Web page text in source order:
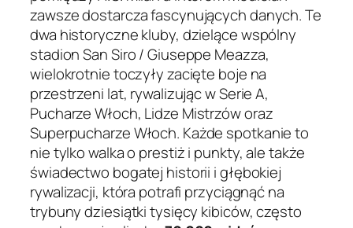
zawsze dostarcza fascynujących danych. Te
dwa historyczne kluby, dzielące wspólny
stadion San Siro / Giuseppe Meazza,
wielokrotnie toczyły zacięte boje na
przestrzeni lat, rywalizując w Serie A,
Pucharze Włoch, Lidze Mistrzów oraz
Superpucharze Włoch. Każde spotkanie to
nie tylko walka o prestiż i punkty, ale także
świadectwo bogatej historii i głębokiej
rywalizacji, która potrafi przyciągnąć na
trybuny dziesiątki tysięcy kibiców, często